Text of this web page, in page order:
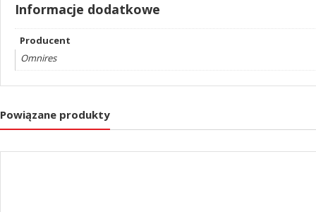
Informacje dodatkowe
Producent
Omnires
Powiązane produkty